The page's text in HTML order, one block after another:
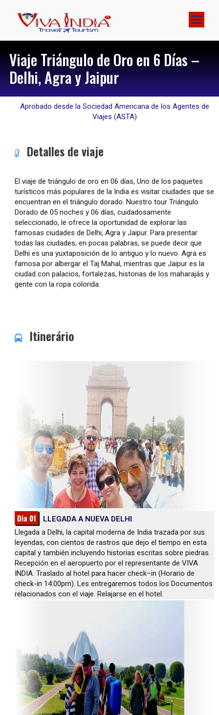
Viaje Triángulo de Oro en 6 Días –
Delhi, Agra y Jaipur
Aprobado desde la Sociedad Americana de los Agentes de
Viajes (ASTA)
Detalles de viaje
El viaje de triángulo de oro en 06 días, Uno de los paquetes
turísticos más populares de la India es visitar ciudades que se
encuentran en el triángulo dorado. Nuestro tour Triángulo
Dorado de 05 noches y 06 días, cuidadosamente
seleccionado, le ofrece la oportunidad de explorar las
famosas ciudades de Delhi, Agra y Jaipur. Para presentar
todas las ciudades, en pocas palabras, se puede decir que
Delhi es una yuxtaposición de lo antiguo y lo nuevo. Agra es
famosa por albergar el Taj Mahal, mientras que Jaipur es la
ciudad con palacios, fortalezas, historias de los maharajás y
gente con la ropa colorida.
Itinerário
Dia 01
LLEGADA A NUEVA DELHI
Llegada a Delhi, la capital moderna de India trazada por sus
leyendas, con cientos de rastros que dejo el tiempo en esta
capital y también incluyendo historias escritas sobre piedras.
Recepción en el aeropuerto por el representante de VIVA
INDIA. Traslado al hotel para hacer check–in (Horario de
check-in 14:00pm). Les entregaremos todos los Documentos
relacionados con el viaje. Relajarse en el hotel.